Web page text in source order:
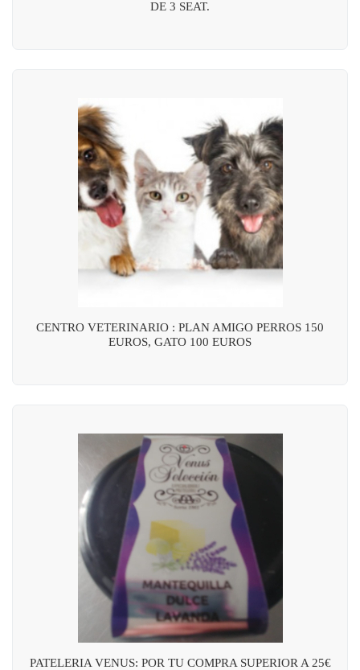
DE 3 SEAT.
CENTRO VETERINARIO : PLAN AMIGO PERROS 150
EUROS, GATO 100 EUROS
PATELERIA VENUS: POR TU COMPRA SUPERIOR A 25€